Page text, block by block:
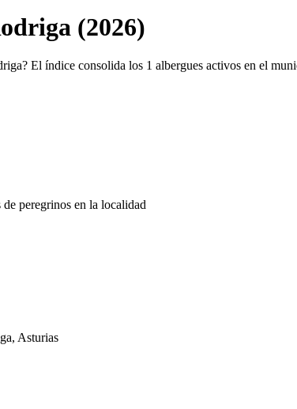
(2026)
El índice consolida los 1 albergues activos en el
peregrinos en la localidad
Asturias